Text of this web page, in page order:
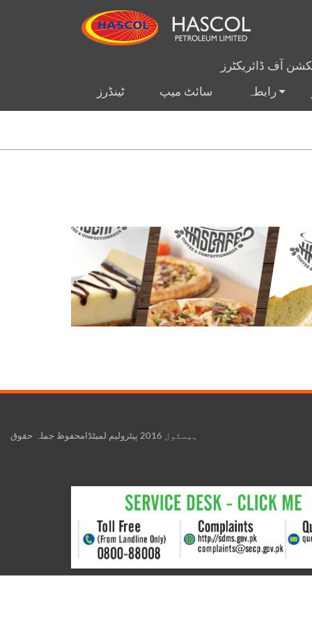
آف ڈائریکٹرز
رابطہ سائٹ میپ ٹینڈرز
ہیسکول 2016 پیٹرولیم لمیٹڈامحفوظ جملہ حقوق